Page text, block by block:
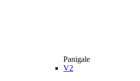
Panigale
V2